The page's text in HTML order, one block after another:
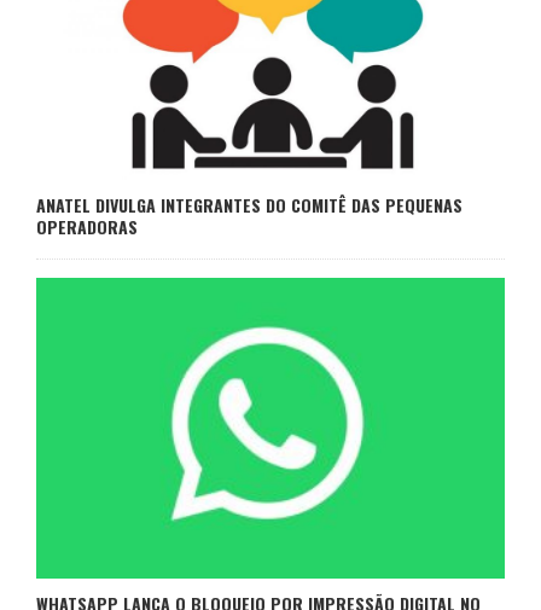
ANATEL DIVULGA INTEGRANTES DO COMITÊ DAS PEQUENAS
OPERADORAS
WHATSAPP LANÇA O BLOQUEIO POR IMPRESSÃO DIGITAL NO